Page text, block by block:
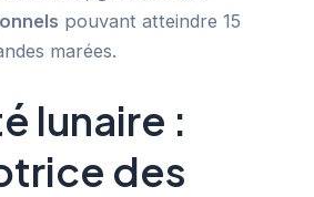
pouvant atteindre 15
marées.
lunaire :
des